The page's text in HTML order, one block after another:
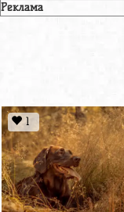
Реклама
1